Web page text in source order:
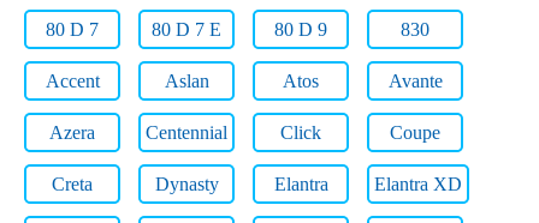
80 D 7 80 D 7 E 80 D 9 830
Accent Aslan Atos Avante
Azera Centennial Click Coupe
Creta Dynasty Elantra Elantra XD